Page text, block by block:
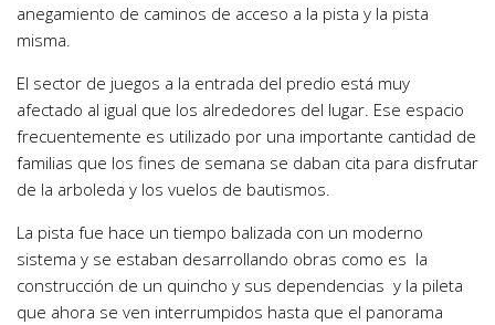
anegamiento de caminos de acceso a la pista y la pista
misma.
El sector de juegos a la entrada del predio está muy
afectado al igual que los alrededores del lugar. Ese espacio
frecuentemente es utilizado por una importante cantidad de
familias que los fines de semana se daban cita para disfrutar
de la arboleda y los vuelos de bautismos.
La pista fue hace un tiempo balizada con un moderno
sistema y se estaban desarrollando obras como es la
construcción de un quincho y sus dependencias y la pileta
que ahora se ven interrumpidos hasta que el panorama